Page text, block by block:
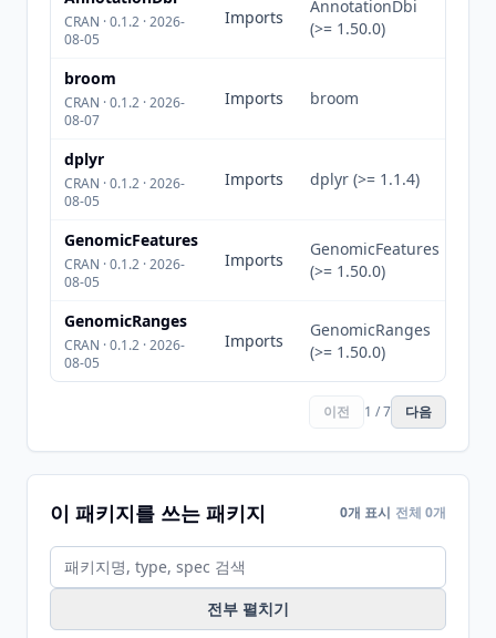
CRAN · 0.1.2 · 2026-
08-05
Imports
AnnotationDbi
(>= 1.50.0)
broom
CRAN · 0.1.2 · 2026-
08-07
Imports broom
dplyr
CRAN · 0.1.2 · 2026-
08-05
Imports dplyr (>= 1.1.4)
GenomicFeatures
CRAN · 0.1.2 · 2026-
08-05
Imports
GenomicFeatures
(>= 1.50.0)
GenomicRanges
CRAN · 0.1.2 · 2026-
08-05
Imports
GenomicRanges
(>= 1.50.0)
이전 1 / 7 다음
이 패키지를 쓰는 패키지 0개 표시 전체 0개
전부 펼치기